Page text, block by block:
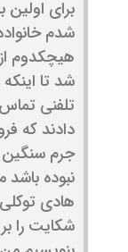
برای اولین
شدم
هیچکدوم از
شد تا اینکه
تلفنی
دادند که
جرم
نبوده
هادی
شکایت را